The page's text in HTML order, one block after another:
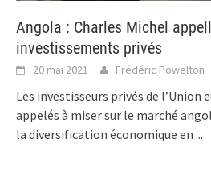
Angola : Charles Michel
investissements privés
20 mai 2021 Frédéric Powelton
Les investisseurs privés de l’Union
appelés à miser sur le marché
la diversification économique en ...